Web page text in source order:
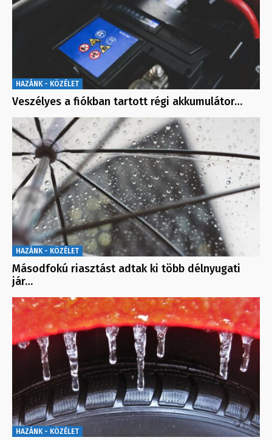
HAZÁNK - KÖZÉLET
Veszélyes a fiókban tartott régi akkumulátor…
HAZÁNK - KÖZÉLET
Másodfokú riasztást adtak ki több délnyugati
jár…
HAZÁNK - KÖZÉLET